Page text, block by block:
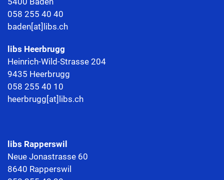
058 255 40 40
baden[at]libs.ch
libs Heerbrugg
Heinrich-Wild-Strasse 204
9435 Heerbrugg
058 255 40 10
heerbrugg[at]libs.ch
libs Rapperswil
Neue Jonastrasse 60
8640 Rapperswil